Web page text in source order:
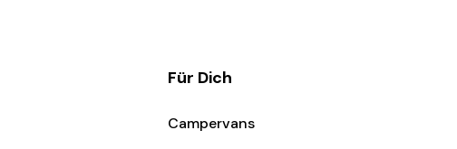
Für Dich
Campervans